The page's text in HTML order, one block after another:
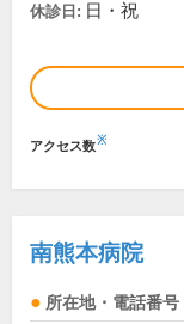
休診日: 日・祝
アクセス数※
南熊本病院
所在地・電話番号